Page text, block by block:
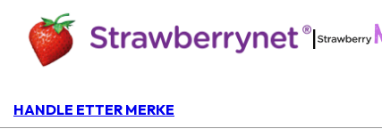
|
HANDLE ETTER MERKE